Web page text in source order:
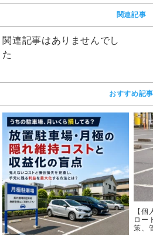
関連記事
関連記事はありませんでし
た
おすすめ記事
【
ロー
策、